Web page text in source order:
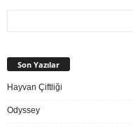
Son Yazılar
Hayvan Çiftliği
Odyssey